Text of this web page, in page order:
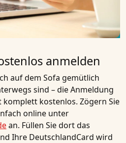
anmelden
auf dem Sofa gemütlich
sind – die Anmeldung
kostenlos. Zögern Sie
online unter
an. Füllen Sie dort das
Ihre DeutschlandCard wird